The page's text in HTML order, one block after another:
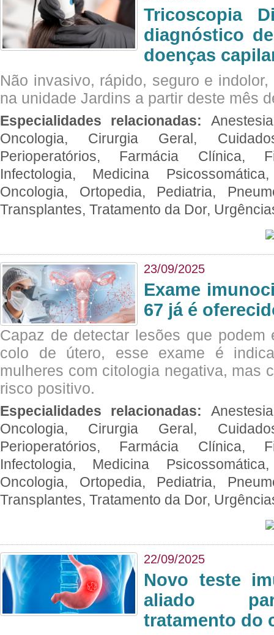
Tricoscopia
diagnóstico
doenças
Não invasivo, rápido, seguro e
na unidade Jardins a partir deste mês
Especialidades relacionadas:
Oncologia, Cirurgia Geral,
Perioperatórios, Farmácia Clínica,
Infectologia, Medicina
Oncologia, Ortopedia, Pediatria,
Transplantes, Tratamento da Dor,
23/09/2025
Exame
67 já é
Capaz de detectar lesões que
colo de útero, esse exame é
mulheres com citologia negativa, mas
risco positivo.
Especialidades relacionadas:
Oncologia, Cirurgia Geral,
Perioperatórios, Farmácia Clínica,
Infectologia, Medicina
Oncologia, Ortopedia, Pediatria,
Transplantes, Tratamento da Dor,
22/09/2025
Novo teste
aliado
tratamento do